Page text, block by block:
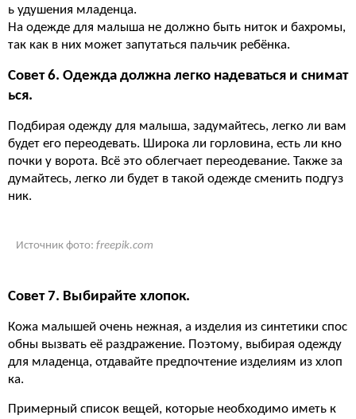
ь удушения младенца.
На одежде для малыша не должно быть ниток и бахромы,
так как в них может запутаться пальчик ребёнка.
Совет 6. Одежда должна легко надеваться и снимат
ься.
Подбирая одежду для малыша, задумайтесь, легко ли вам
будет его переодевать. Широка ли горловина, есть ли кно
почки у ворота. Всё это облегчает переодевание. Также за
думайтесь, легко ли будет в такой одежде сменить подгуз
ник.
Источник фото: freepik.com
Совет 7. Выбирайте хлопок.
Кожа малышей очень нежная, а изделия из синтетики спос
обны вызвать её раздражение. Поэтому, выбирая одежду
для младенца, отдавайте предпочтение изделиям из хлоп
ка.
Примерный список вещей, которые необходимо иметь к